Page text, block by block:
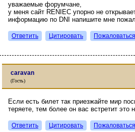
уважаемые форумчане,
у меня сайт RENIEC упорно не
информацию по DNI напишите мне
Ответить Цитировать Пожаловаться
caravan
(Гость)
Если есть билет так приезжайте мир
теряете, тем более он вас встретит это
Ответить Цитировать Пожаловаться